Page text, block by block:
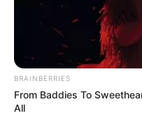
BRAINBERRIES
From Baddies To
All